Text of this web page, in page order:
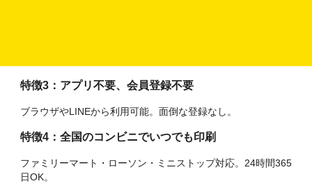
特徴3：アプリ不要、会員登録不要
ブラウザやLINEから利用可能。面倒な登録なし。
特徴4：全国のコンビニでいつでも印刷
ファミリーマート・ローソン・ミニストップ対応。24時間365
日OK。